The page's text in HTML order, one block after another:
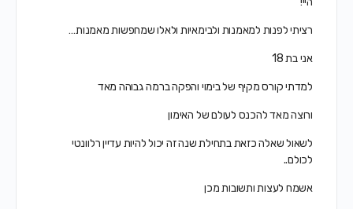
רציתי לפנות למאמנות ולבימאיות ולאלו שמחפשות מאמנות…
אני בת 18
למדתי קורס מקיף של בימוי והפקה ברמה גבוהה מאד
ורוצה מאד להכנס לעולם של האימון
לשאול שאלה כזאת בתחילת שנה זה יכול להיות עדיין רלוונטי
לכולם..
אשמח לעצות ותשובות מכן